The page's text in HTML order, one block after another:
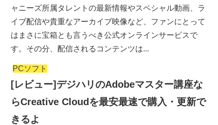
ャニーズ所属タレントの最新情報やスペシャル動画、ラ
イブ配信や貴重なアーカイブ映像など、ファンにとって
はまさに宝箱とも言うべき公式オンラインサービスで
す。その分、配信されるコンテンツは...
PCソフト
[レビュー]デジハリのAdobeマスター講座な
らCreative Cloudを最安最速で購入・更新で
きるよ